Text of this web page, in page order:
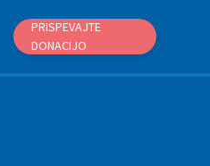
PRISPEVAJTE
DONACIJO